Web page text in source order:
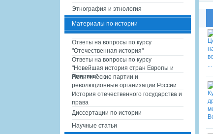
Этнография и этнология
Материалы по истории
Ответы на вопросы по курсу
"Отечественная история"
Ответы на вопросы по курсу
"Новейшая история стран Европы и
Америки"
Политические партии и
революционные организации России
История отечественного государства и
права
Диссертации по истории
Научные статьи